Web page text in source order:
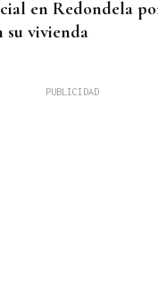
en Redondela
su vivienda